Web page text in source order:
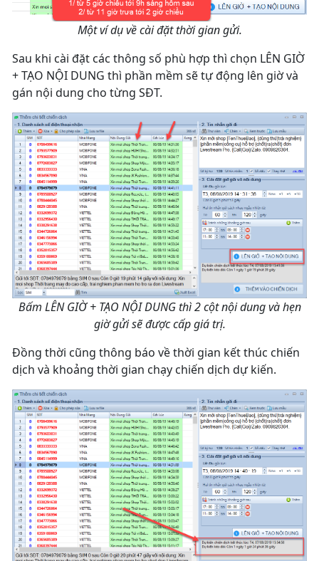
Một ví dụ về cài đặt thời gian gửi.
Sau khi cài đặt các thông số phù hợp thì chọn LÊN GIỜ
+ TẠO NỘI DUNG thì phần mềm sẽ tự động lên giờ và
gán nội dung cho từng SĐT.
Bấm LÊN GIỜ + TẠO NỘI DUNG thì 2 cột nội dung và hẹn
giờ gửi sẽ được cấp giá trị.
Đồng thời cũng thông báo về thời gian kết thúc chiến
dịch và khoảng thời gian chạy chiến dịch dự kiến.